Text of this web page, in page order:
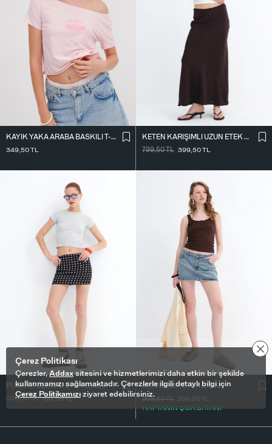
KAYIK YAKA ARABA BASKILI T-SHIRT P1802
349,50TL
KETEN KARIŞIMLI UZUN ETEK E18087
799,50TL 399,50TL
PUANTIYELI MINI ETEK E3055
499,50TL 199,50TL
MINI DENIM ETEK E1049
299,50TL
HAFTANIN ÇOK SATANI
299,50 TL
Çerez Politikası
Çerezler,Addaxsitesini ve hizmetlerimizi daha etkin bir şekilde
kullanmamızı sağlamaktadır. Çerezlerle ilgili detaylı bilgi için
Çerez Politikamızı ziyaret edebilirsiniz.